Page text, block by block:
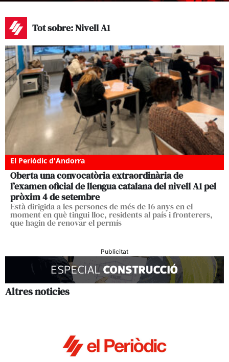
Tot sobre: Nivell A1
El Periòdic d'Andorra
Oberta una convocatòria extraordinària de
l’examen oficial de llengua catalana del nivell A1 pel
pròxim 4 de setembre
Està dirigida a les persones de més de 16 anys en el
moment en què tingui lloc, residents al país i fronterers,
que hagin de renovar el permís
Publicitat
Altres noticies